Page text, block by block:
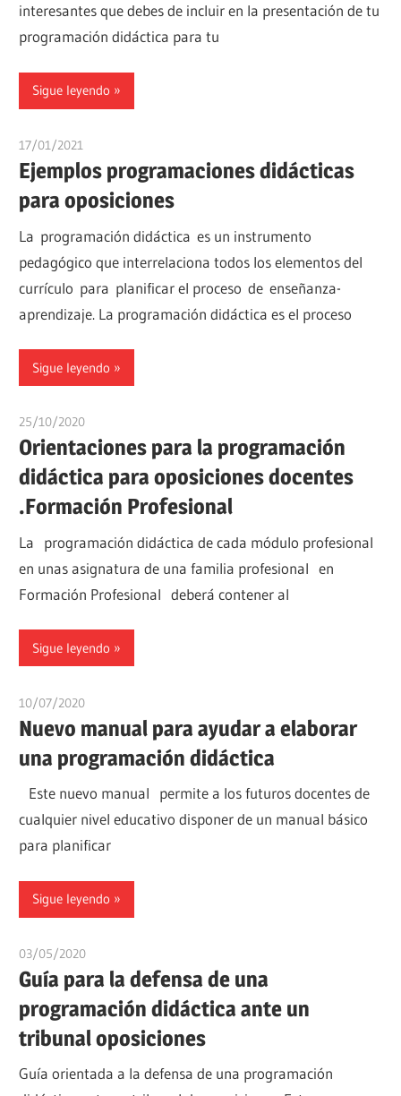
interesantes que debes de incluir en la presentación de tu
programación didáctica para tu
Sigue leyendo
17/01/2021
Ejemplos programaciones didácticas
para oposiciones
La programación didáctica es un instrumento
pedagógico que interrelaciona todos los elementos del
currículo para planificar el proceso de enseñanza-
aprendizaje. La programación didáctica es el proceso
Sigue leyendo
25/10/2020
Orientaciones para la programación
didáctica para oposiciones docentes
.Formación Profesional
La programación didáctica de cada módulo profesional
en unas asignatura de una familia profesional en
Formación Profesional deberá contener al
Sigue leyendo
10/07/2020
Nuevo manual para ayudar a elaborar
una programación didáctica
Este nuevo manual permite a los futuros docentes de
cualquier nivel educativo disponer de un manual básico
para planificar
Sigue leyendo
03/05/2020
Guía para la defensa de una
programación didáctica ante un
tribunal oposiciones
Guía orientada a la defensa de una programación